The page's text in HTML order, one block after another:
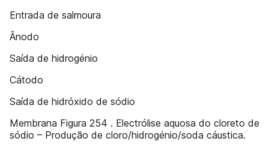
Entrada de salmoura
Ânodo
Saída de hidrogénio
Cátodo
Saída de hidróxido de sódio
Membrana Figura 254 . Electrólise aquosa do cloreto de
sódio – Produção de cloro/hidrogénio/soda cáustica.